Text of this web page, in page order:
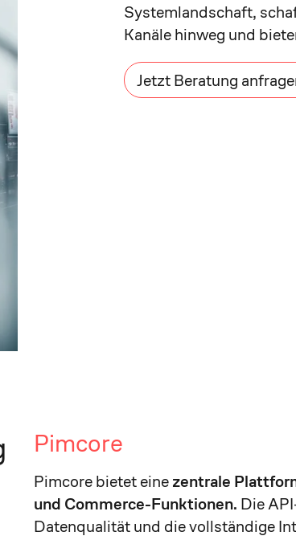
Systemlandschaft,
Kanäle hinweg und
Jetzt Beratung
Pimcore
Pimcore bietet eine zentrale
und Commerce-Funktionen. Die
Datenqualität und die vollständige